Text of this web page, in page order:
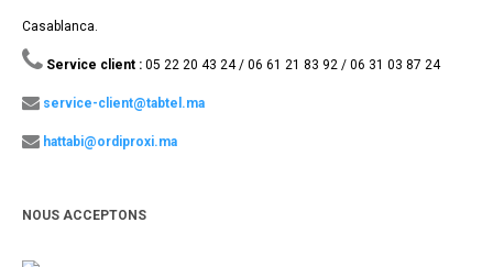
Casablanca.
Service client : 05 22 20 43 24 / 06 61 21 83 92 / 06 31 03 87 24
service-client@tabtel.ma
hattabi@ordiproxi.ma
NOUS ACCEPTONS